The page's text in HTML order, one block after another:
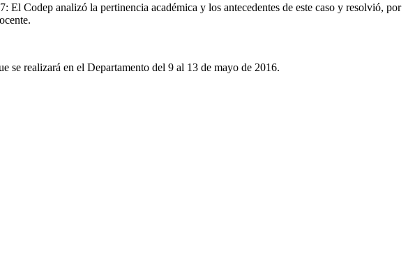
Codep analizó la pertinencia académica y los antecedentes de este caso y resolvió, por
se realizará en el Departamento del 9 al 13 de mayo de 2016.